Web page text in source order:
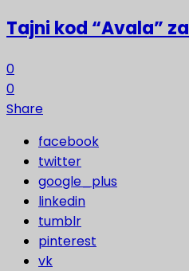
Tajni kod “Avala”
0
0
Share
facebook
twitter
google_plus
linkedin
tumblr
pinterest
vk